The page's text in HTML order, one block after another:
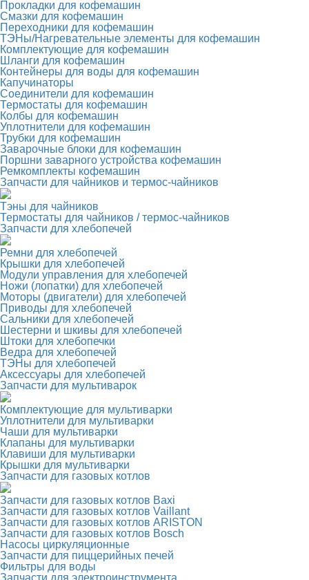
Прокладки для кофемашин
Смазки для кофемашин
Переходники для кофемашин
ТЭНы/Нагревательные элементы для кофемашин
Комплектующие для кофемашин
Шланги для кофемашин
Контейнеры для воды для кофемашин
Капучинаторы
Соединители для кофемашин
Термостаты для кофемашин
Колбы для кофемашин
Уплотнители для кофемашин
Трубки для кофемашин
Заварочные блоки для кофемашин
Поршни заварного устройства кофемашин
Ремкомплекты кофемашин
Запчасти для чайников и термос-чайников
Тэны для чайников
Термостаты для чайников / термос-чайников
Запчасти для хлебопечей
Ремни для хлебопечей
Крышки для хлебопечей
Модули управления для хлебопечей
Ножи (лопатки) для хлебопечей
Моторы (двигатели) для хлебопечей
Приводы для хлебопечей
Сальники для хлебопечей
Шестерни и шкивы для хлебопечей
Штоки для хлебопечки
Ведра для хлебопечей
ТЭНы для хлебопечей
Аксессуары для хлебопечей
Запчасти для мультиварок
Комплектующие для мультиварки
Уплотнители для мультиварки
Чаши для мультиварки
Клапаны для мультиварки
Клавиши для мультиварки
Крышки для мультиварки
Запчасти для газовых котлов
Запчасти для газовых котлов Baxi
Запчасти для газовых котлов Vaillant
Запчасти для газовых котлов ARISTON
Запчасти для газовых котлов Bosch
Насосы циркуляционные
Запчасти для пиццерийных печей
Фильтры для воды
Запчасти для электроинструмента